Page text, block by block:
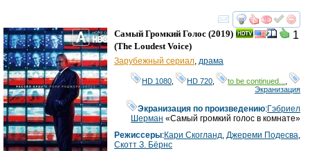
смотреть
1
Самый Громкий Голос (2019)
(The Loudest Voice)
Зарубежный сериал, драма
HD 1080 HD 720 to be continued...
Экранизация
Экранизация по произведению:Гэбриел
Шерман «Самый громкий голос в комнате»
Режиссеры:Кари Скогланд, Джереми Подесва,
Скотт З. Бёрнс